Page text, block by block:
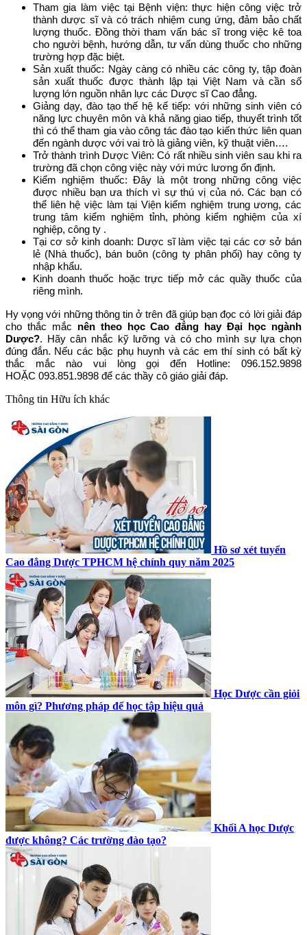
Tham gia làm việc tại Bệnh viện: thực hiện công việc trở
thành dược sĩ và có trách nhiệm cung ứng, đảm bảo chất
lượng thuốc. Đồng thời tham vấn bác sĩ trong việc kê toa
cho người bệnh, hướng dẫn, tư vấn dùng thuốc cho những
trường hợp đặc biệt.
Sản xuất thuốc: Ngày càng có nhiều các công ty, tập đoàn
sản xuất thuốc được thành lập tại Việt Nam và cần số
lượng lớn nguồn nhân lực các Dược sĩ Cao đẳng.
Giảng dạy, đào tạo thế hệ kế tiếp: với những sinh viên có
năng lực chuyên môn và khả năng giao tiếp, thuyết trình tốt
thì có thể tham gia vào công tác đào tạo kiến thức liên quan
đến ngành dược với vai trò là giảng viên, kỹ thuật viên….
Trở thành trình Dược Viên: Có rất nhiều sinh viên sau khi ra
trường đã chọn công việc này với mức lương ổn định.
Kiểm nghiệm thuốc: Đây là một trong những công việc
được nhiều bạn ưa thích vì sự thú vị của nó. Các bạn có
thể liên hệ việc làm tại Viện kiểm nghiệm trung ương, các
trung tâm kiểm nghiệm tỉnh, phòng kiểm nghiệm của xí
nghiệp, công ty .
Tại cơ sở kinh doanh: Dược sĩ làm việc tại các cơ sở bán
lẻ (Nhà thuốc), bán buôn (công ty phân phối) hay công ty
nhập khẩu.
Kinh doanh thuốc hoặc trực tiếp mở các quầy thuốc của
riêng mình.
Hy vọng với những thông tin ở trên đã giúp bạn đọc có lời giải đáp
cho thắc mắc nên theo học Cao đẳng hay Đại học ngành
Dược?. Hãy cân nhắc kỹ lưỡng và có cho mình sự lựa chọn
đúng đắn. Nếu các bậc phụ huynh và các em thí sinh có bất kỳ
thắc mắc nào vui lòng gọi đến Hotline: 096.152.9898
HOẶC 093.851.9898 để các thầy cô giáo giải đáp.
Thông tin Hữu ích khác
Hồ sơ xét tuyển
Cao đẳng Dược TPHCM hệ chính quy năm 2025
Học Dược cần giỏi
môn gì? Phương pháp để học tập hiệu quả
Khối A học Dược
được không? Các trường đào tạo?